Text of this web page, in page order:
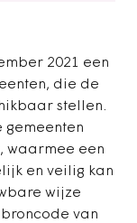
2021 een
die de
stellen.
gemeenten
waarmee een
en veilig kan
wijze
broncode van